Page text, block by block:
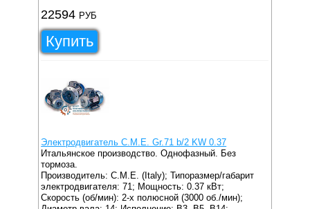
22594 РУБ
Купить
Электродвигатель C.M.E. Gr.71 b/2 KW 0.37
Итальянское производство. Однофазный. Без
тормоза.
Производитель: C.M.E. (Italy); Типоразмер/габарит
электродвигателя: 71; Мощность: 0.37 кВт;
Скорость (об/мин): 2-х полюсной (3000 об./мин);